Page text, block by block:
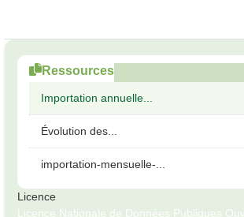
Ressources
Importation annuelle...
Évolution des...
importation-mensuelle-...
Licence
Licence Nationale de Données Publiques